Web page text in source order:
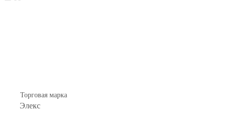
Торговая марка
Элекс